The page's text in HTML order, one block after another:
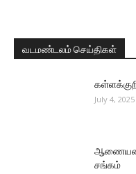
வடமண்டலம் செய்திகள்
July 4, 2025
ஆணையரை
சங்கம்